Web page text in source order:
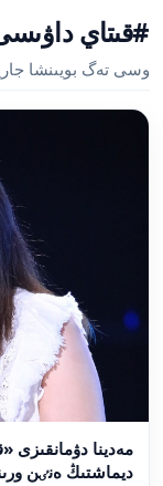
#قىتاي
وسى تەگ بويىنشا
مەدينا دۋمانقىزى
ديماشتىڭ ەنٸن